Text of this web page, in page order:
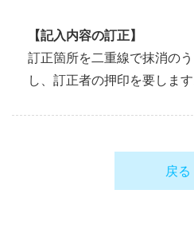
【記入内容の訂正】
訂正箇所を二重線で抹消の
し、訂正者の押印を要します
戻る